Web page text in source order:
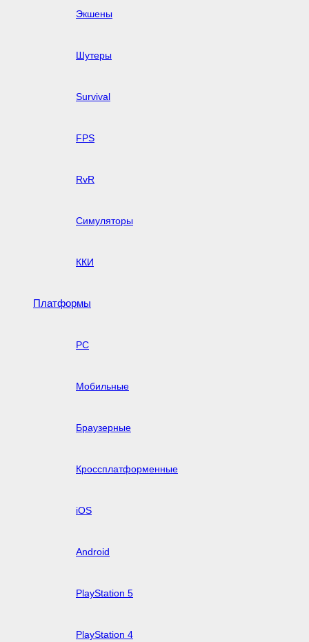
Экшены
Шутеры
Survival
FPS
RvR
Симуляторы
ККИ
Платформы
PC
Мобильные
Браузерные
Кроссплатформенные
iOS
Android
PlayStation 5
PlayStation 4